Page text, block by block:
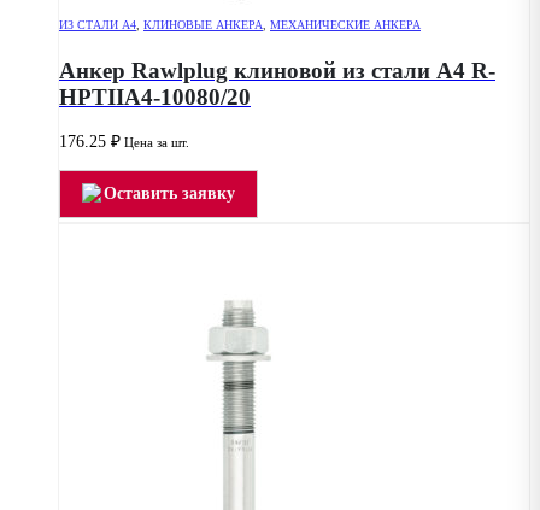
ИЗ СТАЛИ А4, КЛИНОВЫЕ АНКЕРА, МЕХАНИЧЕСКИЕ АНКЕРА
Анкер Rawlplug клиновой из стали А4 R-
HPTIIA4-10080/20
176.25 ₽ Цена за шт.
Оставить заявку